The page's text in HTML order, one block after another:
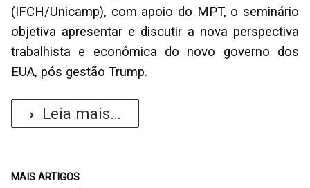
(IFCH/Unicamp), com apoio do MPT, o seminário
objetiva apresentar e discutir a nova perspectiva
trabalhista e econômica do novo governo dos
EUA, pós gestão Trump.
Leia mais...